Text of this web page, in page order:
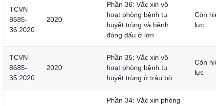
TCVN
8685-
36:2020
2020
Phần 36: Vắc xin vô
hoạt phòng bệnh tụ
huyết trùng và bệnh
đóng dấu ở lợn
Còn
lực
TCVN
8685-
35:2020
2020
Phần 35: Vắc xin vô
hoạt phòng bệnh tụ
huyết trùng ở trâu bò
Còn
lực
Phần 34: Vắc xin phòng